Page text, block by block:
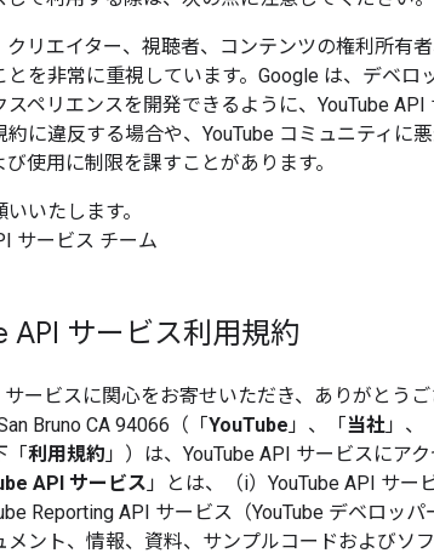
クリエイター、視聴者、コンテンツの権利所有
とを非常に重視しています。Google は、デベ
スペリエンスを開発できるように、YouTube
約に違反する場合や、YouTube コミュニティに
び使用に制限を課すことがあります。
いいたします。
サービス チーム
API サービス利用規約
サービスに関心をお寄せいただき、ありがとう
San Bruno CA 94066（「YouTube」、「当社」、
「利用規約」）は、YouTube API サービスにア
API サービス」とは、（i）YouTube API サー
Reporting API サービス（YouTube デベロッ
メント、情報、資料、サンプルコードおよび